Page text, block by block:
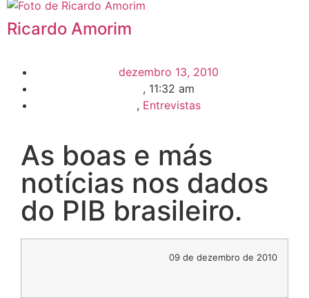
Ricardo Amorim
dezembro 13, 2010
, 11:32 am
, Entrevistas
As boas e más
notícias nos dados
do PIB brasileiro.
09 de dezembro de 2010